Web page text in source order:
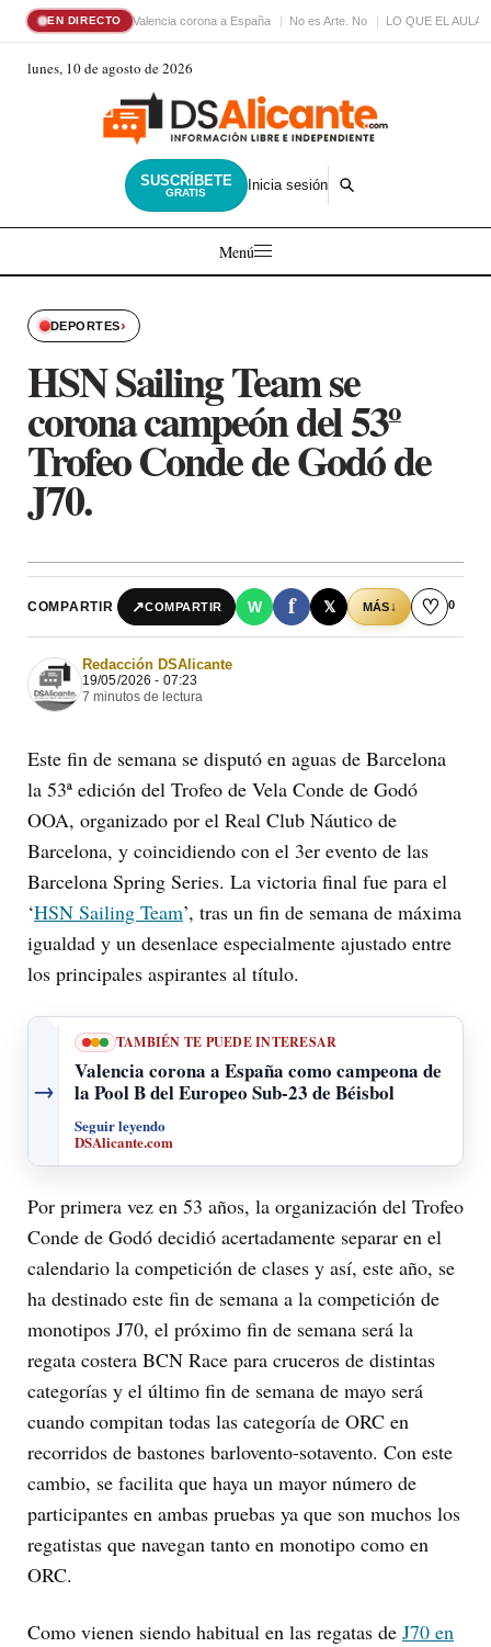
EN DIRECTO Valencia corona a España No es Arte. No LO QUE EL AULA
lunes, 10 de agosto de 2026
SUSCRÍBETE
GRATIS Inicia sesión
Menú
DEPORTES›
HSN Sailing Team se
corona campeón del 53º
Trofeo Conde de Godó de
J70.
COMPARTIR ↗COMPARTIR W f 𝕏 MÁS↓ ♡ 0
Redacción DSAlicante
19/05/2026 - 07:23
7 minutos de lectura
Este fin de semana se disputó en aguas de Barcelona
la 53ª edición del Trofeo de Vela Conde de Godó
OOA, organizado por el Real Club Náutico de
Barcelona, y coincidiendo con el 3er evento de las
Barcelona Spring Series. La victoria final fue para el
‘HSN Sailing Team’, tras un fin de semana de máxima
igualdad y un desenlace especialmente ajustado entre
los principales aspirantes al título.
→
TAMBIÉN TE PUEDE INTERESAR
Valencia corona a España como campeona de
la Pool B del Europeo Sub-23 de Béisbol
Seguir leyendo
DSAlicante.com
Por primera vez en 53 años, la organización del Trofeo
Conde de Godó decidió acertadamente separar en el
calendario la competición de clases y así, este año, se
ha destinado este fin de semana a la competición de
monotipos J70, el próximo fin de semana será la
regata costera BCN Race para cruceros de distintas
categorías y el último fin de semana de mayo será
cuando compitan todas las categoría de ORC en
recorridos de bastones barlovento-sotavento. Con este
cambio, se facilita que haya un mayor número de
participantes en ambas pruebas ya que son muchos los
regatistas que navegan tanto en monotipo como en
ORC.
Como vienen siendo habitual en las regatas de J70 en